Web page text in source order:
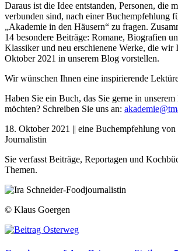
Daraus ist die Idee entstanden, Personen, die
verbunden sind, nach einer Buchempfehlung
„Akademie in den Häusern“ zu fragen.
14 besondere Beiträge: Romane, Biografien
Klassiker und neu erschienene Werke, die wir
Oktober 2021 in unserem Blog vorstellen.
Wir wünschen Ihnen eine inspirierende
Haben Sie ein Buch, das Sie gerne in
möchten? Schreiben Sie uns an:
18. Oktober 2021 || eine Buchempfehlung
Journalistin
Sie verfasst Beiträge, Reportagen und
Themen.
© Klaus Goergen